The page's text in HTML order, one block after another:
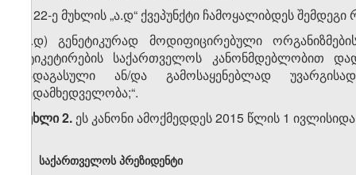
3. 22-ე მუხლის „ა.დ“ ქვეპუნქტი ჩამოყალიბდეს
„ა.დ) გენეტიკურად მოდიფიცირებული
ეტიკეტირების საქართველოს კანონმდებლობით
ვადაგასული ან/და გამოსაყენებლად
ზედამხედველობა;“.
მუხლი 2. ეს კანონი ამოქმედდეს 2015 წლის 1
საქართველოს პრეზიდენტი